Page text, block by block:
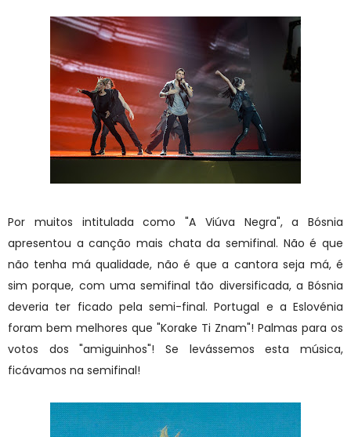
Por muitos intitulada como "A Viúva Negra", a Bósnia
apresentou a canção mais chata da semifinal. Não é que
não tenha má qualidade, não é que a cantora seja má, é
sim porque, com uma semifinal tão diversificada, a Bósnia
deveria ter ficado pela semi-final. Portugal e a Eslovénia
foram bem melhores que "Korake Ti Znam"! Palmas para os
votos dos "amiguinhos"! Se levássemos esta música,
ficávamos na semifinal!